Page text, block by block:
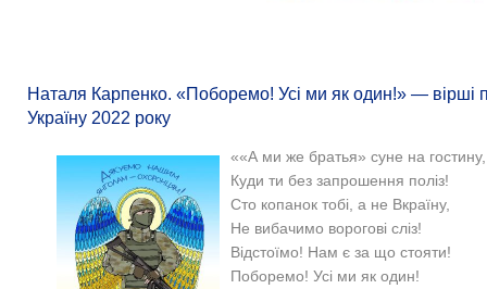
Наталя Карпенко. «Поборемо! Усі ми як один!» — вірші
Україну 2022 року
««А ми же братья» суне на гостину,
Куди ти без запрошення поліз!
Сто копанок тобі, а не Вкраїну,
Не вибачимо ворогові сліз!
Відстоїмо! Нам є за що стояти!
Поборемо! Усі ми як один!